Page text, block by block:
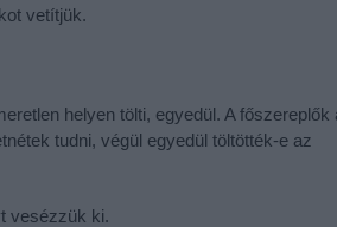
vetítjük.
helyen tölti, egyedül. A főszereplők
tudni, végül egyedül töltötték-e az
vesézzük ki.